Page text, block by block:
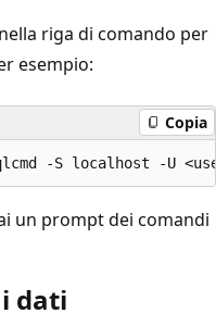
riga di comando per
esempio:
Copia
un prompt dei comandi
dati